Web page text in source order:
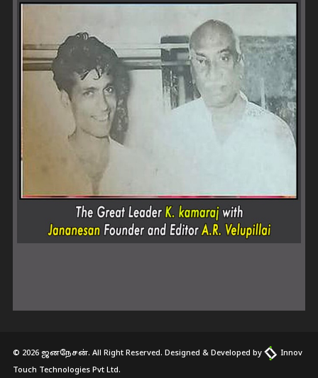
© 2026 ஜனநேசன். All Right Reserved. Designed & Developed by
Innov
Touch Technologies Pvt Ltd.